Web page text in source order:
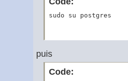
sudo su postgres
puis
Code: